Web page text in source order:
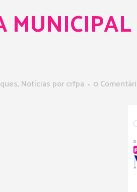
, Notícias porcrfpa 0